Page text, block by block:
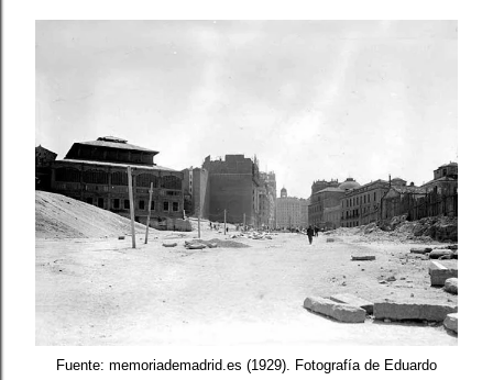
Fuente: memoriademadrid.es (1929). Fotografía de Eduardo